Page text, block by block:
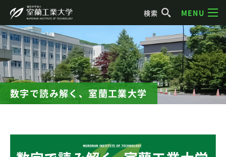
検索 MENU
数字で読み解く、室蘭工業大学